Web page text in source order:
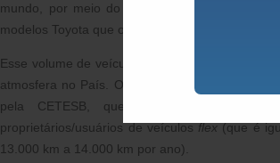
mundo, por meio do lançamento da 12ª
modelos Toyota que oferecem o inédito
Esse volume de veículos híbridos
ajudou a
atmosfera no País. O valor de referência foi
pela CETESB, que considera o
proprietários/usuários de veículosflex(que é
13.000 km a 14.000 km por ano).